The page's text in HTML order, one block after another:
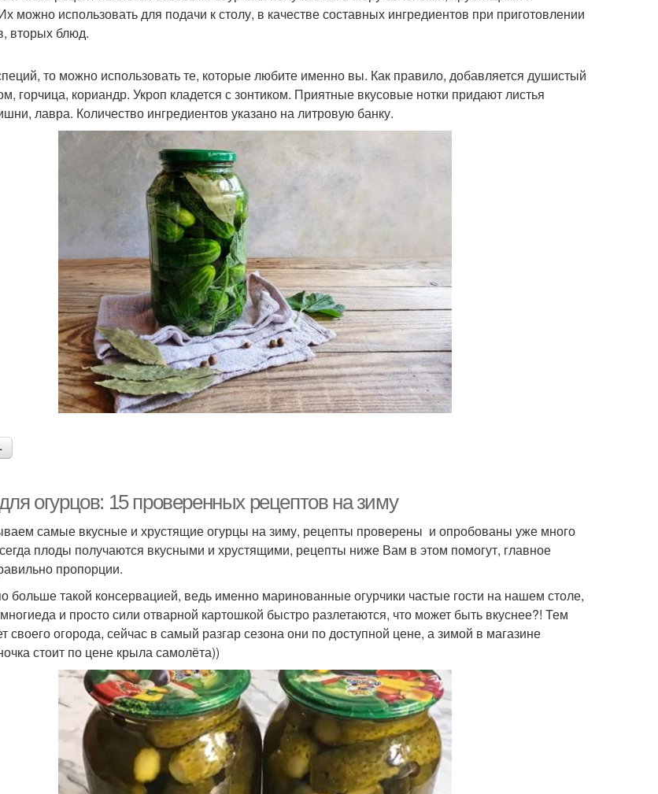
для
можно использовать для подачи к столу, в качестве составных ингредиентов при приготовлении
вторых блюд.
то можно использовать те, которые любите именно вы. Как правило, добавляется душистый
горчица, кориандр. Укроп кладется с зонтиком. Приятные вкусовые нотки придают листья
лавра. Количество ингредиентов указано на литровую банку.
огурцов: 15 проверенных рецептов на зиму
самые вкусные и хрустящие огурцы на зиму, рецепты проверены и опробованы уже много
плоды получаются вкусными и хрустящими, рецепты ниже Вам в этом помогут, главное
пропорции.
больше такой консервацией, ведь именно маринованные огурчики частые гости на нашем столе,
и просто сили отварной картошкой быстро разлетаются, что может быть вкуснее?! Тем
своего огорода, сейчас в самый разгар сезона они по доступной цене, а зимой в магазине
стоит по цене крыла самолёта))